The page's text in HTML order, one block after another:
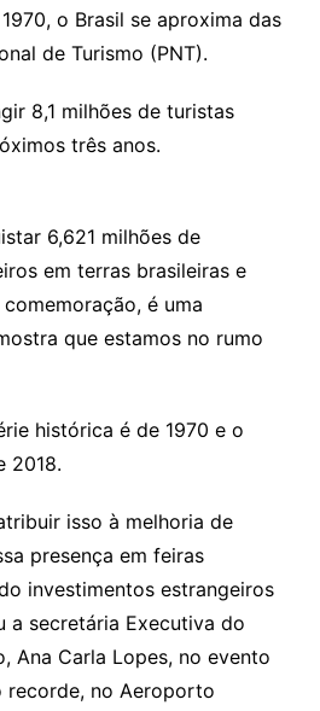
o Brasil se aproxima das
de Turismo (PNT).
8,1 milhões de turistas
três anos.
6,621 milhões de
em terras brasileiras e
é uma
que estamos no rumo
histórica é de 1970 e o
2018.
isso à melhoria de
presença em feiras
investimentos estrangeiros
a secretária Executiva do
Ana Carla Lopes, no evento
recorde, no Aeroporto